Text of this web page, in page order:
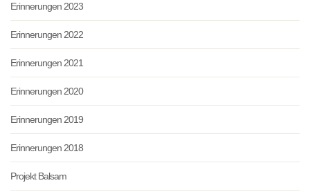
Erinnerungen 2023
Erinnerungen 2022
Erinnerungen 2021
Erinnerungen 2020
Erinnerungen 2019
Erinnerungen 2018
Projekt Balsam